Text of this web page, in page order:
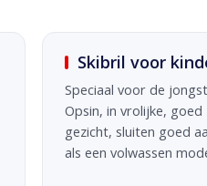
Skibril voor
Speciaal voor de
Opsin, in vrolijke,
gezicht, sluiten goed
als een volwassen